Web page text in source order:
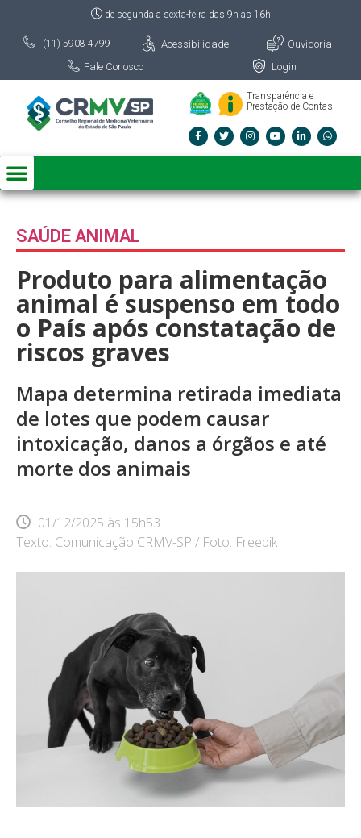
de segunda a sexta-feira das 9h às 16h
(11) 5908 4799 Acessibilidade
Ouvidoria
Fale Conosco
Login
Transparência e
Prestação de Contas
SAÚDE ANIMAL
Produto para alimentação
animal é suspenso em todo
o País após constatação de
riscos graves
Mapa determina retirada imediata
de lotes que podem causar
intoxicação, danos a órgãos e até
morte dos animais
01/12/2025 às 15h53
Texto: Comunicação CRMV-SP / Foto: Freepik